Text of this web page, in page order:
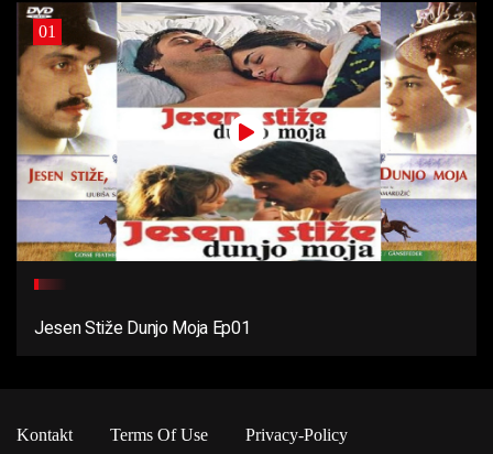
01
Jesen Stiže Dunjo Moja Ep01
Kontakt Terms Of Use
Privacy-Policy